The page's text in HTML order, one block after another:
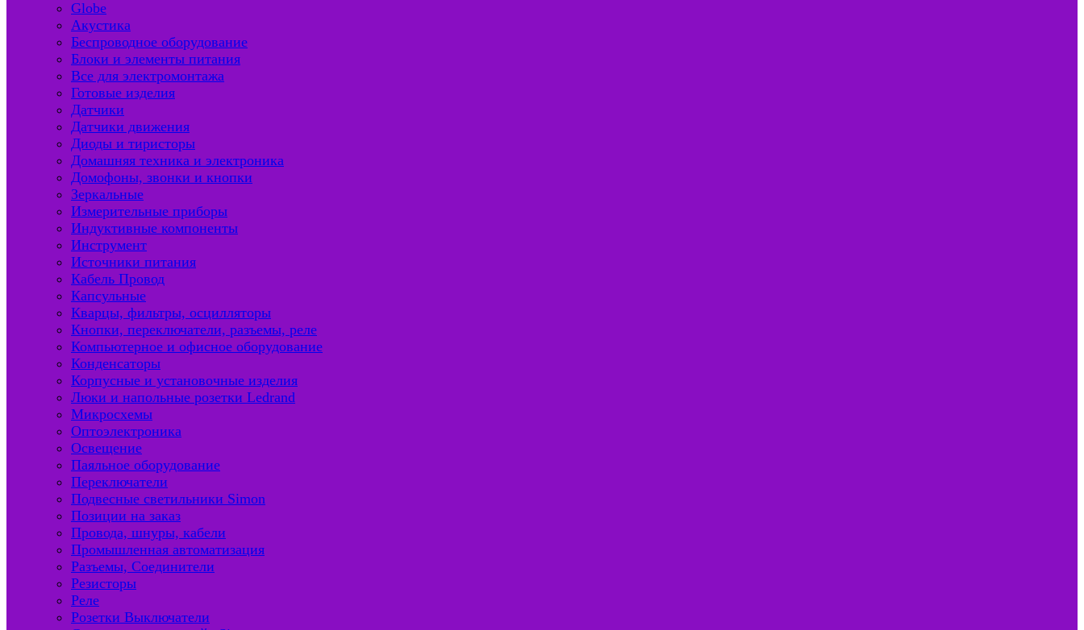
Globe
Акустика
Беспроводное оборудование
Блоки и элементы питания
Все для электромонтажа
Готовые изделия
Датчики
Датчики движения
Диоды и тиристоры
Домашняя техника и электроника
Домофоны, звонки и кнопки
Зеркальные
Измерительные приборы
Индуктивные компоненты
Инструмент
Источники питания
Кабель Провод
Капсульные
Кварцы, фильтры, осцилляторы
Кнопки, переключатели, разъемы, реле
Компьютерное и офисное оборудование
Конденсаторы
Корпусные и установочные изделия
Люки и напольные розетки Ledrand
Микросхемы
Оптоэлектроника
Освещение
Паяльное оборудование
Переключатели
Подвесные светильники Simon
Позиции на заказ
Провода, шнуры, кабели
Промышленная автоматизация
Разъемы, Соединители
Резисторы
Реле
Розетки Выключатели